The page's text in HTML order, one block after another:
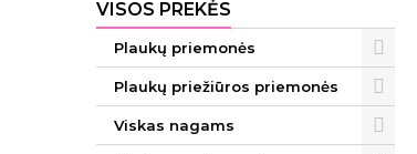
VISOS PREKĖS
Plaukų priemonės
Plaukų priežiūros priemonės
Viskas nagams